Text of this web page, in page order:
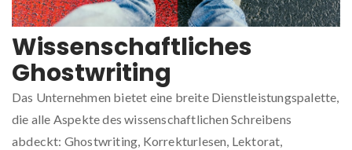
Wissenschaftliches
Ghostwriting
Das Unternehmen bietet eine breite Dienstleistungspalette,
die alle Aspekte des wissenschaftlichen Schreibens
abdeckt: Ghostwriting, Korrekturlesen, Lektorat,